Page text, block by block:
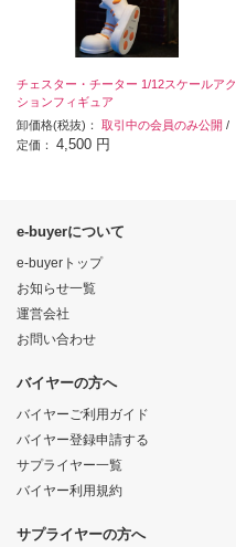
チェスター・チーター 1/12スケールアク
ションフィギュア
卸価格(税抜)： 取引中の会員のみ公開 /
定価： 4,500 円
e-buyerについて
e-buyerトップ
お知らせ一覧
運営会社
お問い合わせ
バイヤーの方へ
バイヤーご利用ガイド
バイヤー登録申請する
サプライヤー一覧
バイヤー利用規約
サプライヤーの方へ